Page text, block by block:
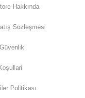
Hakkında
Sözleşmesi
Politikası